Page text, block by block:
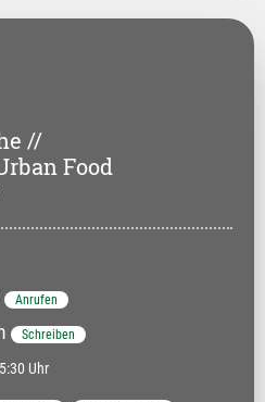
//
Food
Anrufen
Schreiben
Uhr